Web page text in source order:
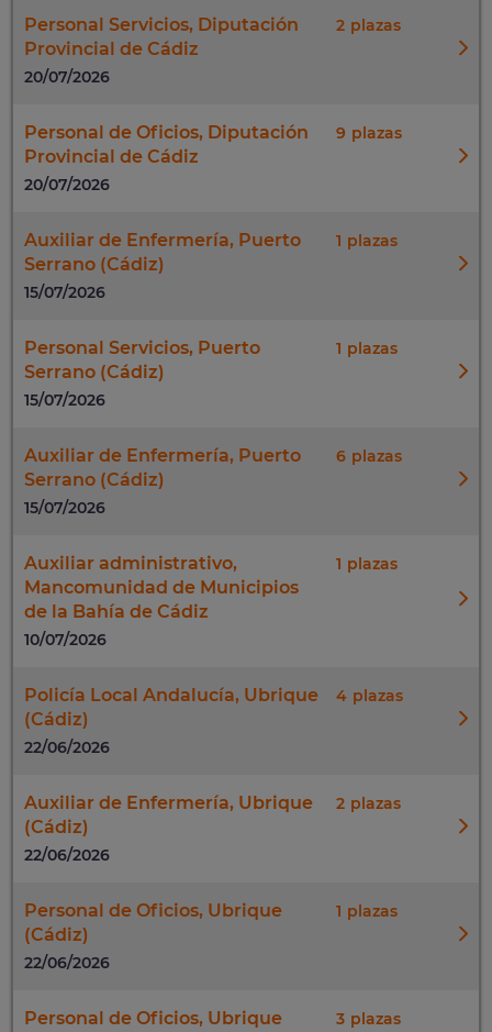
Personal Servicios, Diputación
Provincial de Cádiz
2
20/07/2026
Personal de Oficios, Diputación
Provincial de Cádiz
9
20/07/2026
Auxiliar de Enfermería, Puerto
Serrano (Cádiz)
1
15/07/2026
Personal Servicios, Puerto
Serrano (Cádiz)
1
15/07/2026
Auxiliar de Enfermería, Puerto
Serrano (Cádiz)
6
15/07/2026
Auxiliar administrativo,
Mancomunidad de Municipios
de la Bahía de Cádiz
1
10/07/2026
Policía Local Andalucía, Ubrique
(Cádiz)
4
22/06/2026
Auxiliar de Enfermería, Ubrique
(Cádiz)
2
22/06/2026
Personal de Oficios, Ubrique
(Cádiz)
1
22/06/2026
Personal de Oficios, Ubrique 3